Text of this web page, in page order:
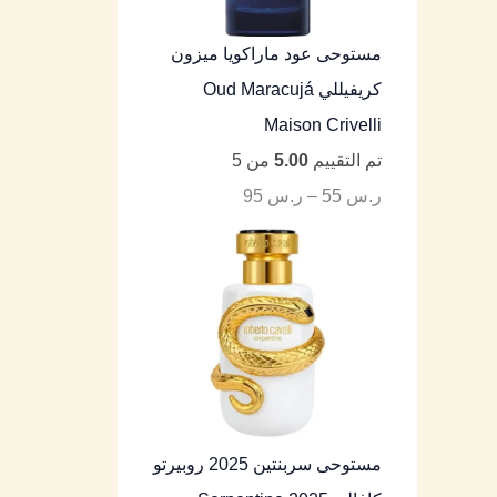
مستوحى عود ماراكويا ميزون
كريفيللي Oud Maracujá
Maison Crivelli
تم التقييم 5.00 من 5
ر.س
– ر.س
مستوحى سربنتين 2025 روبيرتو